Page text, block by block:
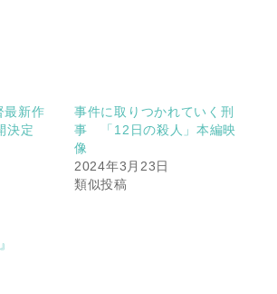
最新作
決定
事件に取りつかれていく刑
事 「12日の殺人」本編映
像
2024年3月23日
類似投稿